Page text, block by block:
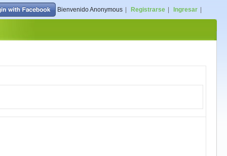
BienvenidoAnonymous | Registrarse | Ingresar |